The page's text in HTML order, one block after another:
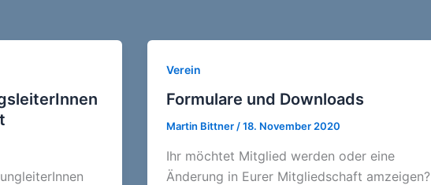
Verein
Formulare und Downloads
Martin Bittner/18. November 2020
Ihr möchtet Mitglied werden oder eine
Änderung in Eurer Mitgliedschaft amzeigen?